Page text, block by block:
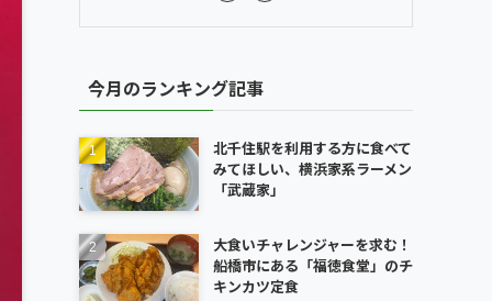
今月のランキング記事
北千住駅を利用する方に食べて
みてほしい、横浜家系ラーメン
「武蔵家」
大食いチャレンジャーを求む！
船橋市にある「福徳食堂」のチ
キンカツ定食